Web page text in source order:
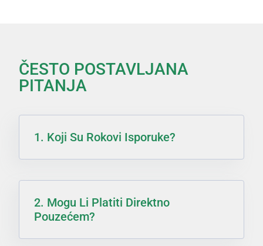
ČESTO POSTAVLJANA
PITANJA
1. Koji Su Rokovi Isporuke?
2. Mogu Li Platiti Direktno
Pouzećem?